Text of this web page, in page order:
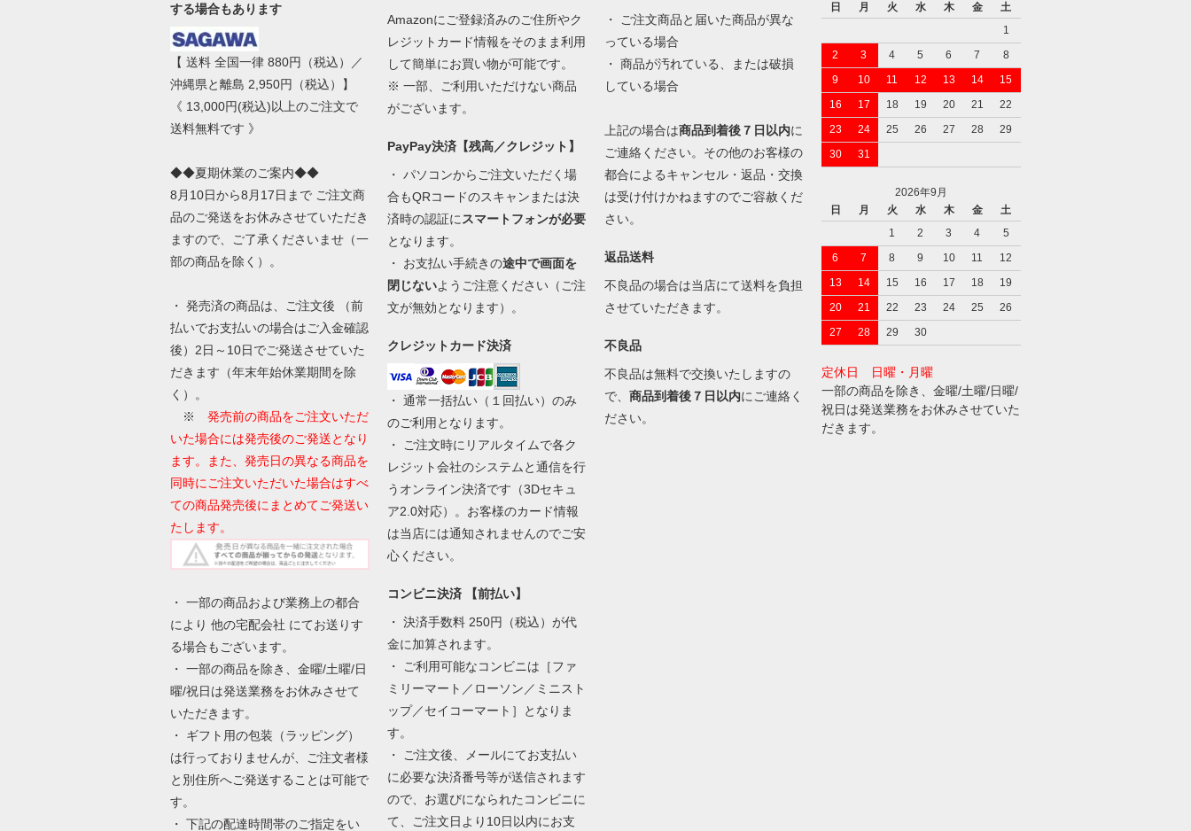
する場合もあります
【 送料 全国一律 880円（税込）／
沖縄県と離島 2,950円（税込）】
《 13,000円(税込)以上のご注文で
送料無料です 》
◆◆夏期休業のご案内◆◆
8月10日から8月17日まで ご注文商
品のご発送をお休みさせていただき
ますので、ご了承くださいませ（一
部の商品を除く）。
・ 発売済の商品は、ご注文後 （前
払いでお支払いの場合はご入金確認
後）2日～10日でご発送させていた
だきます（年末年始休業期間を除
く）。
※ 発売前の商品をご注文いただ
いた場合には発売後のご発送となり
ます。また、発売日の異なる商品を
同時にご注文いただいた場合はすべ
ての商品発売後にまとめてご発送い
たします。
・ 一部の商品および業務上の都合
により 他の宅配会社 にてお送りす
る場合もございます。
・ 一部の商品を除き、金曜/土曜/日
曜/祝日は発送業務をお休みさせて
いただきます。
・ ギフト用の包装（ラッピング）
は行っておりませんが、ご注文者様
と別住所へご発送することは可能で
す。
・ 下記の配達時間帯のご指定をい
Amazonにご登録済みのご住所やク
レジットカード情報をそのまま利用
して簡単にお買い物が可能です。
※ 一部、ご利用いただけない商品
がございます。
PayPay決済【残高／クレジット】
・ パソコンからご注文いただく場
合もQRコードのスキャンまたは決
済時の認証にスマートフォンが必要
となります。
・ お支払い手続きの途中で画面を
閉じないようご注意ください（ご注
文が無効となります）。
クレジットカード決済
・ 通常一括払い（１回払い）のみ
のご利用となります。
・ ご注文時にリアルタイムで各ク
レジット会社のシステムと通信を行
うオンライン決済です（3Dセキュ
ア2.0対応）。お客様のカード情報
は当店には通知されませんのでご安
心ください。
コンビニ決済 【前払い】
・ 決済手数料 250円（税込）が代
金に加算されます。
・ ご利用可能なコンビニは［ファ
ミリーマート／ローソン／ミニスト
ップ／セイコーマート］となりま
す。
・ ご注文後、メールにてお支払い
に必要な決済番号等が送信されます
ので、お選びになられたコンビニに
て、ご注文日より10日以内にお支
・ ご注文商品と届いた商品が異な
っている場合
・ 商品が汚れている、または破損
している場合
上記の場合は商品到着後７日以内に
ご連絡ください。その他のお客様の
都合によるキャンセル・返品・交換
は受け付けかねますのでご容赦くだ
さい。
返品送料
不良品の場合は当店にて送料を負担
させていただきます。
不良品
不良品は無料で交換いたしますの
で、 商品到着後７日以内にご連絡く
ださい。
日
月 火 水 木 金
土
1
2
3 4 5 6 7
8
9
10 11 12 13 14
15
16
17 18 19 20 21
22
23
24 25 26 27 28
29
30
31
2026年9月
日
月 火 水 木 金
土
1
2 3 4
5
6
7 8 9 10 11
12
13
14 15 16 17 18
19
20
21 22 23 24 25
26
27
28 29 30
定休日 日曜・月曜
一部の商品を除き、金曜/土曜/日曜/
祝日は発送業務をお休みさせていた
だきます。